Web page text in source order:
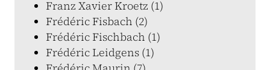
Franz Xavier Kroetz (1)
Frédéric Fisbach (2)
Frédéric Fischbach (1)
Frédéric Leidgens (1)